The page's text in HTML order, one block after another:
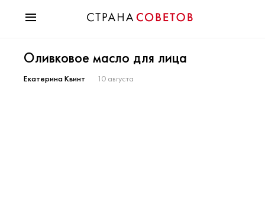
Мода
Звезды
Оливковое масло для лица
Екатерина Квинт 10 августа